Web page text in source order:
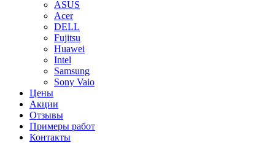
ASUS
Acer
DELL
Fujitsu
Huawei
Intel
Samsung
Sony Vaio
Цены
Акции
Отзывы
Примеры работ
Контакты